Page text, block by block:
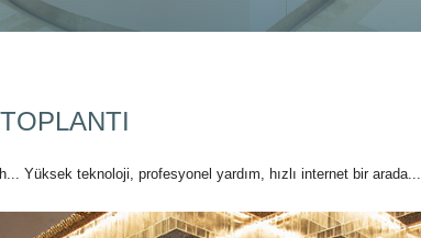
Yüksek teknoloji, profesyonel yardım, hızlı internet bir arada...